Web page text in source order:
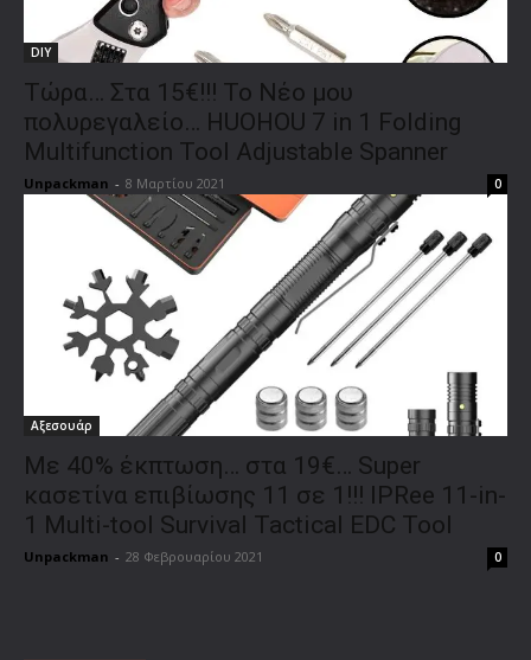
DIY
Τώρα… Στα 15€!!! Το Νέο μου
πολυρεγαλείο… HUOHOU 7 in 1 Folding
Multifunction Tool Adjustable Spanner
Unpackman - 8 Μαρτίου 2021 0
Αξεσουάρ
Με 40% έκπτωση… στα 19€… Super
κασετίνα επιβίωσης 11 σε 1!!! IPRee 11-in-
1 Multi-tool Survival Tactical EDC Tool
Unpackman - 28 Φεβρουαρίου 2021 0